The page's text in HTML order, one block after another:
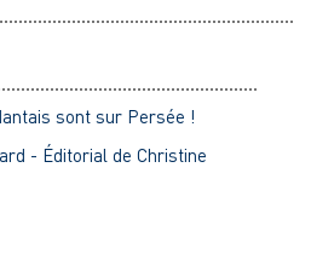
sont sur Persée !
- Éditorial de Christine